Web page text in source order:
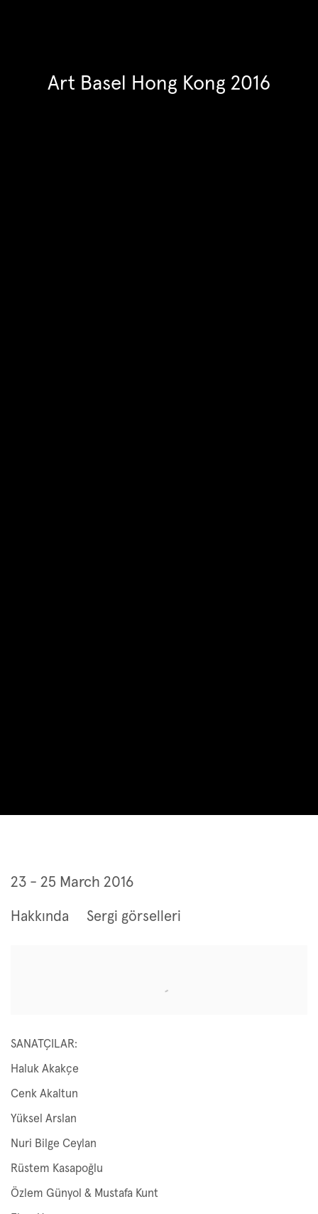
Art Basel Hong Kong 2016
Art Basel Hong Kong 2016
23 - 25 March 2016
Hakkında Sergi görselleri
SANATÇILAR:
Haluk Akakçe
Cenk Akaltun
Yüksel Arslan
Nuri Bilge Ceylan
Rüstem Kasapoğlu
Özlem Günyol & Mustafa Kunt